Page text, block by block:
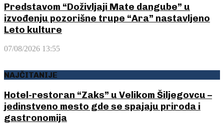
Predstavom “Doživljaji Mate dangube” u
izvođenju pozorišne trupe “Ara” nastavljeno
Leto kulture
07/08/2026 13:55
NAJČITANIJE
Hotel-restoran “Zaks” u Velikom Šiljegovcu –
jedinstveno mesto gde se spajaju priroda i
gastronomija